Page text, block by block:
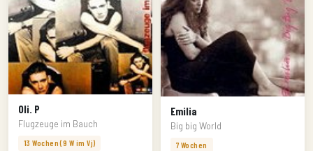
Oli. P
Flugzeuge im Bauch
13 Wochen (9 W im Vj)
Emilia
Big big World
7 Wochen